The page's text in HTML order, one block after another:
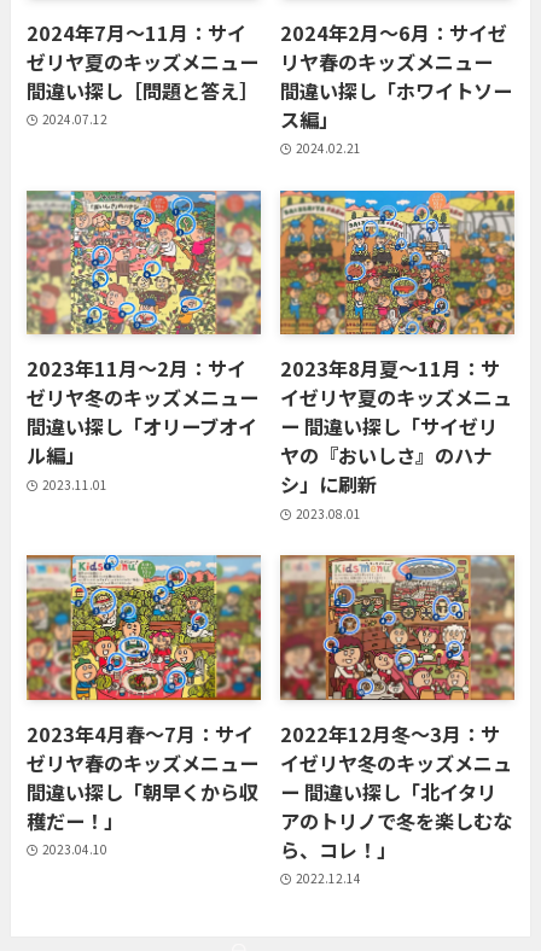
2024年7月〜11月：サイ
ゼリヤ夏のキッズメニュー
間違い探し［問題と答え］
2024.07.12
2024年2月〜6月：サイゼ
リヤ春のキッズメニュー
間違い探し「ホワイトソー
ス編」
2024.02.21
2023年11月〜2月：サイ
ゼリヤ冬のキッズメニュー
間違い探し「オリーブオイ
ル編」
2023.11.01
2023年8月夏〜11月：サ
イゼリヤ夏のキッズメニュ
ー 間違い探し「サイゼリ
ヤの『おいしさ』のハナ
シ」に刷新
2023.08.01
2023年4月春〜7月：サイ
ゼリヤ春のキッズメニュー
間違い探し「朝早くから収
穫だー！」
2023.04.10
2022年12月冬〜3月：サ
イゼリヤ冬のキッズメニュ
ー 間違い探し「北イタリ
アのトリノで冬を楽しむな
ら、コレ！」
2022.12.14